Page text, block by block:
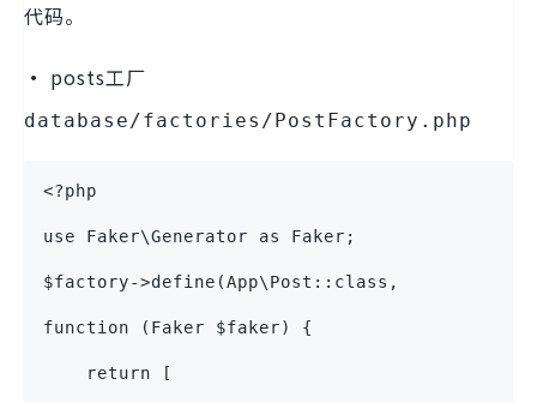
代码。
· posts工厂
database/factories/PostFactory.php
<?php
use Faker\Generator as Faker;
$factory->define(App\Post::class,
function (Faker $faker) {
    return [